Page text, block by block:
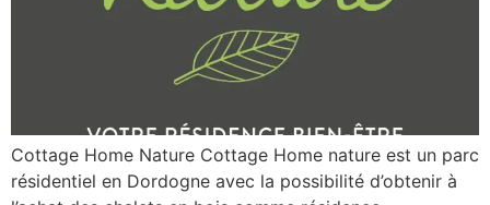
Cottage Home Nature Cottage Home nature est un parc
résidentiel en Dordogne avec la possibilité d’obtenir à